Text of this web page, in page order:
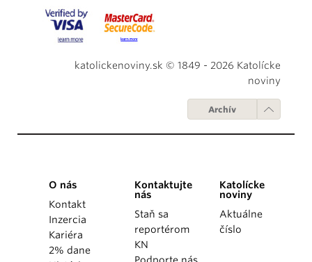
katolickenoviny.sk © 1849 - 2026 Katolícke
noviny
Archív
O nás
Kontakt
Inzercia
Kariéra
2% dane
Kontaktujte
nás
Staň sa
reportérom
KN
Katolícke
noviny
Aktuálne
číslo